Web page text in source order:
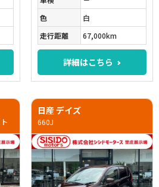
色
白
走行距離
67,000km
詳細はこちら
日産 デイズ
660J